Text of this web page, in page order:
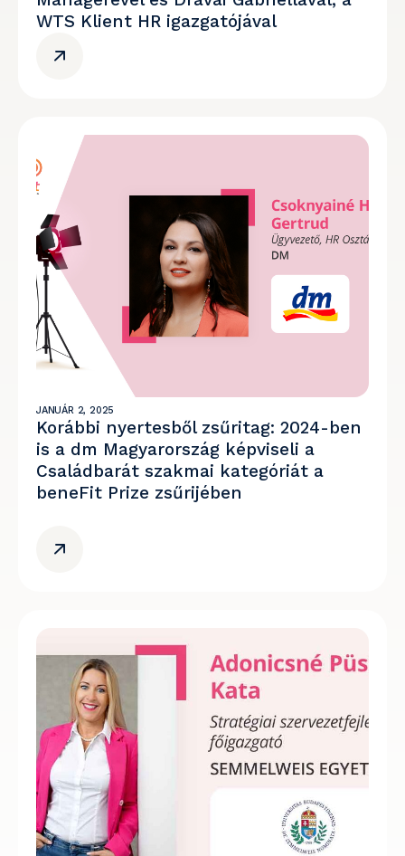
WTS Klient HR igazgatójával
JANUÁR 2, 2025
Korábbi nyertesből zsűritag: 2024-ben
is a dm Magyarország képviseli a
Családbarát szakmai kategóriát a
beneFit Prize zsűrijében